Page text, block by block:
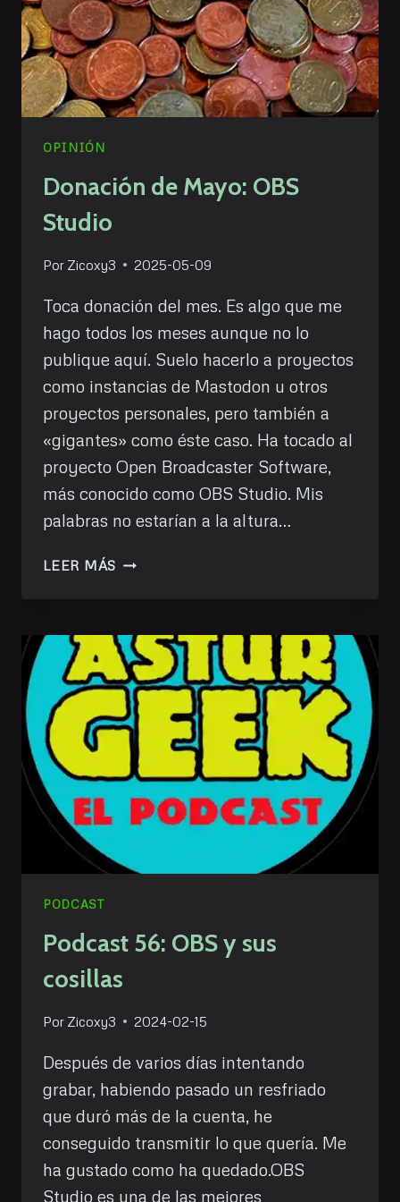
OPINIÓN
Donación de Mayo: OBS
Studio
Por Zicoxy3 2025-05-09
Toca donación del mes. Es algo que me
hago todos los meses aunque no lo
publique aquí. Suelo hacerlo a proyectos
como instancias de Mastodon u otros
proyectos personales, pero también a
«gigantes» como éste caso. Ha tocado al
proyecto Open Broadcaster Software,
más conocido como OBS Studio. Mis
palabras no estarían a la altura…
LEER MÁS DONACIÓN
STUDIO
PODCAST
Podcast 56: OBS y sus
cosillas
Por Zicoxy3 2024-02-15
Después de varios días intentando
grabar, habiendo pasado un resfriado
que duró más de la cuenta, he
conseguido transmitir lo que quería. Me
ha gustado como ha quedado.OBS
Studio es una de las mejores